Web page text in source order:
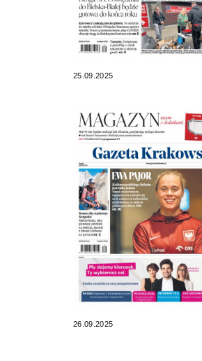
25.09.2025
26.09.2025